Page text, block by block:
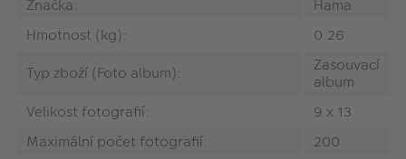
Značka:
Hama
Hmotnost (kg):
0.26
Typ zboží (Foto album):
Zasouvací
album
Velikost fotografií:
9 x 13
Maximální počet fotografií:
200